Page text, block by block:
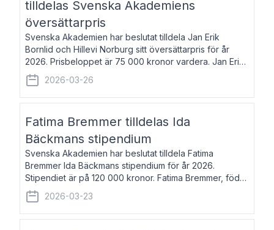
tilldelas Svenska Akademiens
översättarpris
Svenska Akademien har beslutat tilldela Jan Erik
Bornlid och Hillevi Norburg sitt översättarpris för år
2026. Prisbeloppet är 75 000 kronor vardera. Jan Erik
Bornlid, född 1947, är översättare från tyska. Han är
främst känd för sina översät
2026-03-26
Fatima Bremmer tilldelas Ida
Bäckmans stipendium
Svenska Akademien har beslutat tilldela Fatima
Bremmer Ida Bäckmans stipendium för år 2026.
Stipendiet är på 120 000 kronor. Fatima Bremmer, född
1977, är journalist och författare. Hon utkom i fjol med
boken Ligan. Klarakvarterens blodsyst
2026-03-23